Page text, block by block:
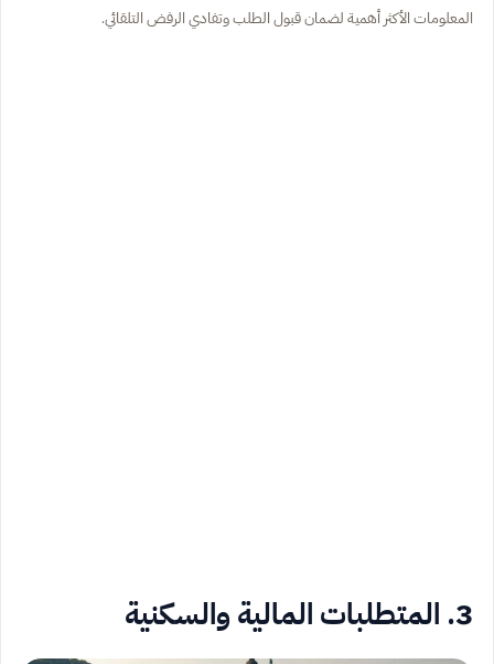
المعلومات الأكثر أهمية لضمان قبول الطلب وتفادي الرفض التلقائي.
3. المتطلبات المالية والسكنية